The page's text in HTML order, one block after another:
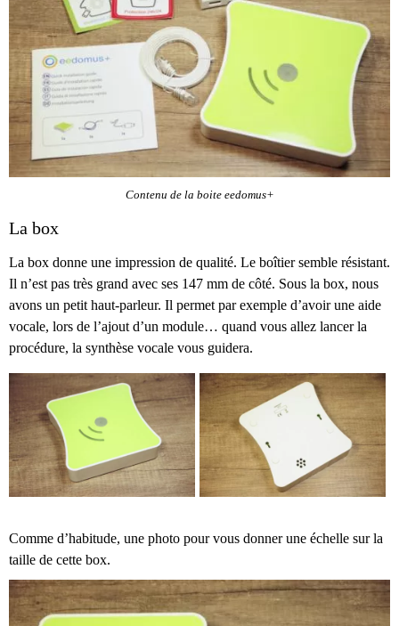
Contenu de la boite eedomus+
La box
La box donne une impression de qualité. Le boîtier semble résistant.
Il n’est pas très grand avec ses 147 mm de côté. Sous la box, nous
avons un petit haut-parleur. Il permet par exemple d’avoir une aide
vocale, lors de l’ajout d’un module… quand vous allez lancer la
procédure, la synthèse vocale vous guidera.
Comme d’habitude, une photo pour vous donner une échelle sur la
taille de cette box.